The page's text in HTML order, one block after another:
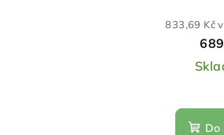
833,69 Kč
Do